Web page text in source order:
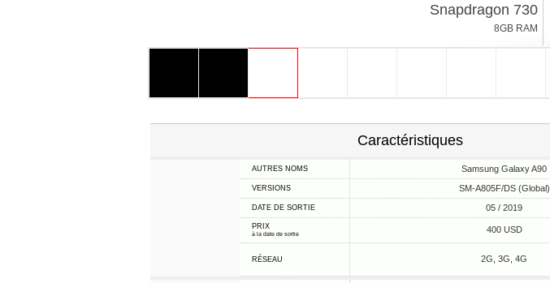
Android 9.0, One UI
Snapdragon 730
8GB RAM
Caractéristiques
AUTRES NOMS Samsung Galaxy A90
VERSIONS SM-A805F/DS (Global)
DATE DE SORTIE 05 / 2019
PRIX
à la date de sortie 400 USD
RÉSEAU 2G, 3G, 4G